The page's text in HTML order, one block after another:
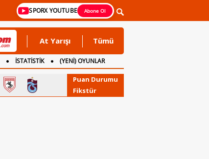
SPORX YOUTUBE Abone Ol
At Yarışı Tümü
İSTATİSTİK
(YENİ) OYUNLAR
Puan Durumu
Fikstür